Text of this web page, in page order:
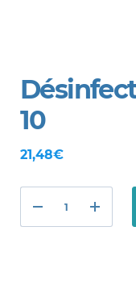
10
21,48€